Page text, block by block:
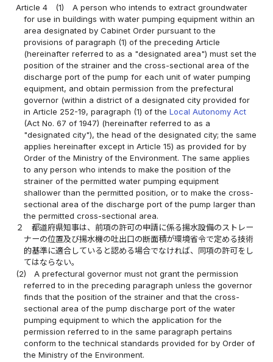
Article 4
(1)
A person who intends to extract groundwater
for use in buildings with water pumping equipment within an
area designated by Cabinet Order pursuant to the
provisions of paragraph (1) of the preceding Article
(hereinafter referred to as a "designated area") must set the
position of the strainer and the cross-sectional area of the
discharge port of the pump for each unit of water pumping
equipment, and obtain permission from the prefectural
governor (within a district of a designated city provided for
in Article 252-19, paragraph (1) of theLocal Autonomy Act
(Act No. 67 of 1947) (hereinafter referred to as a
"designated city"), the head of the designated city; the same
applies hereinafter except in Article 15) as provided for by
Order of the Ministry of the Environment. The same applies
to any person who intends to make the position of the
strainer of the permitted water pumping equipment
shallower than the permitted position, or to make the cross-
sectional area of the discharge port of the pump larger than
the permitted cross-sectional area.
２
都道府県知事は、前項の許可の申請に係る揚水設備のストレー
ナーの位置及び揚水機の吐出口の断面積が環境省令で定める技術
的基準に適合していると認める場合でなければ、同項の許可をし
てはならない。
(2)
A prefectural governor must not grant the permission
referred to in the preceding paragraph unless the governor
finds that the position of the strainer and that the cross-
sectional area of the pump discharge port of the water
pumping equipment to which the application for the
permission referred to in the same paragraph pertains
conform to the technical standards provided for by Order of
the Ministry of the Environment.